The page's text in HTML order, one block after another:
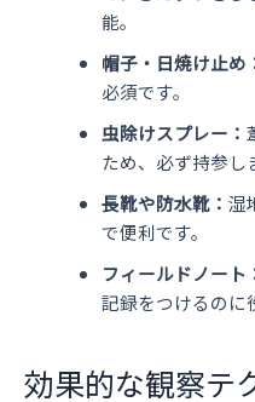
能。
帽子・日焼け止め
必須です。
虫除けスプレー：
ため、必ず持参し
長靴や防水靴： 湿
で便利です。
フィールドノート
記録をつけるのに
効果的な観察テ